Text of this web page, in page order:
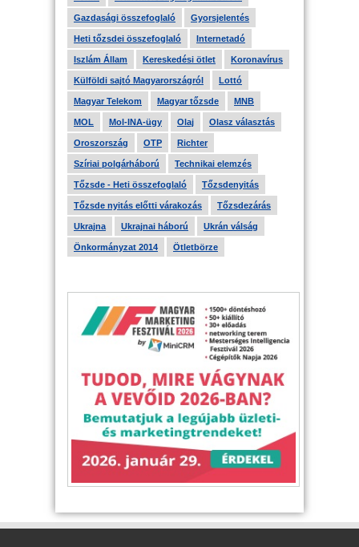
Gazdasági összefoglaló Gyorsjelentés
Heti tőzsdei összefoglaló Internetadó
Iszlám Állam Kereskedési ötlet Koronavírus
Külföldi sajtó Magyarországról Lottó
Magyar Telekom Magyar tőzsde MNB
MOL Mol-INA-ügy Olaj Olasz választás
Oroszország OTP Richter
Szíriai polgárháború Technikai elemzés
Tőzsde - Heti összefoglaló Tőzsdenyitás
Tőzsde nyitás előtti várakozás Tőzsdezárás
Ukrajna Ukrajnai háború Ukrán válság
Önkormányzat 2014 Ötletbörze